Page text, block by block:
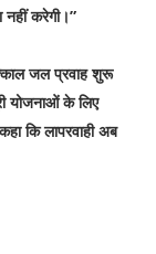
नहीं करेगी।”
जल प्रवाह शुरू
योजनाओं के लिए
कि लापरवाही अब